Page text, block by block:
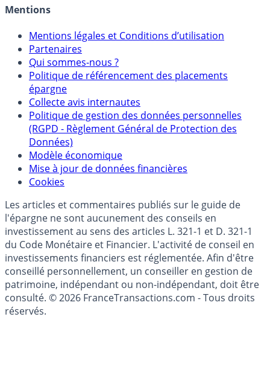
Crédit immobilier
Mentions
Mentions légales et Conditions d’utilisation
Partenaires
Qui sommes-nous ?
Politique de référencement des placements
épargne
Collecte avis internautes
Politique de gestion des données personnelles
(RGPD - Règlement Général de Protection des
Données)
Modèle économique
Cookies
Les articles et commentaires publiés sur le guide de
l'épargne ne sont aucunement des conseils en
investissement au sens des articles L. 321-1 et D. 321-1
du Code Monétaire et Financier. L'activité de conseil en
investissements financiers est réglementée. Afin d'être
conseillé personnellement, un conseiller en gestion de
patrimoine, indépendant ou non-indépendant, doit être